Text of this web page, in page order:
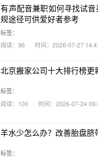
有声配音兼职如何寻找试
规途径可供爱好者参考
标签：
阅读：96
时间：2026-07-27
北京搬家公司十大排行榜更
标签：
阅读：100
时间：2026-07-24
羊水少怎么办？改善胎盘脐
标签：